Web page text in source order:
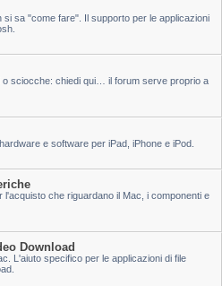
si sa "come fare". Il supporto per le applicazioni
o sciocche: chiedi qui… il forum serve proprio a
e software per iPad, iPhone e iPod.
l'acquisto che riguardano il Mac, i componenti e
Download
L'aiuto specifico per le applicazioni di file